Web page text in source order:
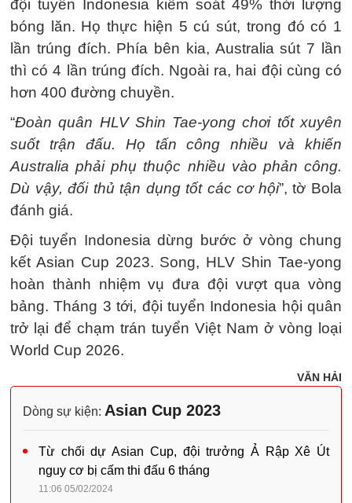
đội tuyển Indonesia kiểm soát 49% thời lượng
bóng lăn. Họ thực hiện 5 cú sút, trong đó có 1
lần trúng đích. Phía bên kia, Australia sút 7 lần
thì có 4 lần trúng đích. Ngoài ra, hai đội cùng có
hơn 400 đường chuyền.
“Đoàn quân HLV Shin Tae-yong chơi tốt xuyên
suốt trận đấu. Họ tấn công nhiều và khiến
Australia phải phụ thuộc nhiều vào phản công.
Dù vậy, đối thủ tận dụng tốt các cơ hội”, tờ Bola
đánh giá.
Đội tuyển Indonesia dừng bước ở vòng chung
kết Asian Cup 2023. Song, HLV Shin Tae-yong
hoàn thành nhiệm vụ đưa đội vượt qua vòng
bảng. Tháng 3 tới, đội tuyển Indonesia hội quân
trở lại để chạm trán tuyển Việt Nam ở vòng loại
World Cup 2026.
VĂN HẢI
Dòng sự kiện: Asian Cup 2023
Từ chối dự Asian Cup, đội trưởng Ả Rập Xê Út
nguy cơ bị cấm thi đấu 6 tháng
11:06 05/02/2024